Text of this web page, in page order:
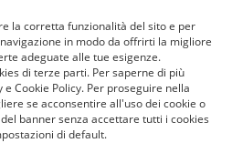
la corretta funzionalità del sito e per
in modo da offrirti la migliore
adeguate alle tue esigenze.
di terze parti. Per saperne di più
Cookie Policy. Per proseguire nella
se acconsentire all'uso dei cookie o
banner senza accettare tutti i cookies
di default.